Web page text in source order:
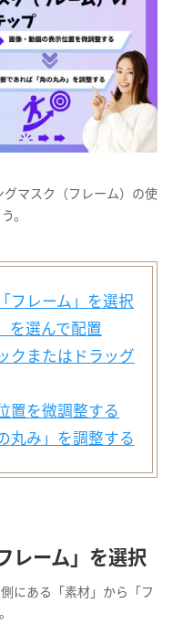
マスク（フレーム）の使
。
フレーム」を選択
を選んで配置
クまたはドラッグ
置を微調整する
丸み」を調整する
レーム」を選択
にある「素材」から「フ